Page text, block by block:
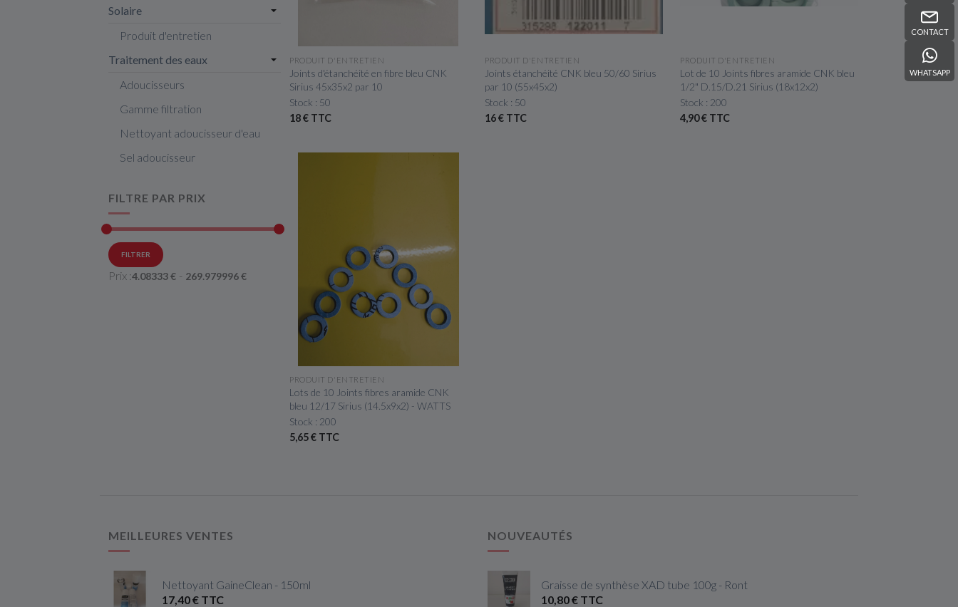
CONTACT
WHATSAPP
Solaire
Produit d'entretien
Traitement des eaux
Adoucisseurs
Gamme filtration
Nettoyant adoucisseur d'eau
Sel adoucisseur
FILTRE PAR PRIX
FILTRER
Prix :4.08333€ - 269.979996€
APERÇU RAPIDE
PRODUIT D'ENTRETIEN
Joints d'étanchéité en fibre bleu CNK
Sirius 45x35x2 par 10
Stock : 50
18 € TTC
APERÇU RAPIDE
PRODUIT D'ENTRETIEN
Joints étanchéité CNK bleu 50/60 Sirius
par 10 (55x45x2)
Stock : 50
16 € TTC
APERÇU RAPIDE
PRODUIT D'ENTRETIEN
Lot de 10 Joints fibres aramide CNK bleu
1/2" D.15/D.21 Sirius (18x12x2)
Stock : 200
4,90 € TTC
APERÇU RAPIDE
PRODUIT D'ENTRETIEN
Lots de 10 Joints fibres aramide CNK
bleu 12/17 Sirius (14.5x9x2) - WATTS
Stock : 200
5,65 € TTC
MEILLEURES VENTES
Nettoyant GaineClean - 150ml
17,40 € TTC
NOUVEAUTÉS
Graisse de synthèse XAD tube 100g - Ront
10,80 € TTC